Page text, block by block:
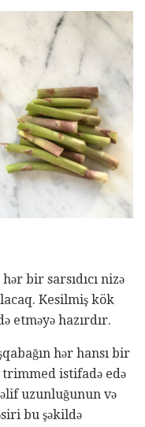
bir sarsıdıcı nizə
Kesilmiş kök
etməyə hazırdır.
hər hansı bir
trimmed istifadə edə
uzunluğunun və
bu şəkildə